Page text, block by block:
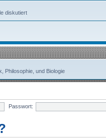
diskutiert
Philosophie, und Biologie
Passwort: